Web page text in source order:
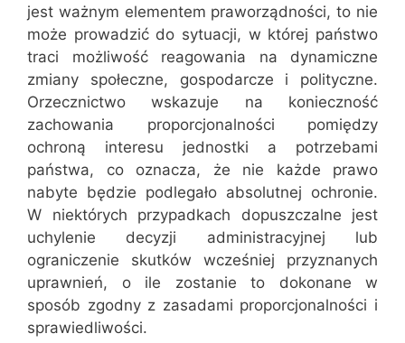
jest ważnym elementem praworządności, to nie
może prowadzić do sytuacji, w której państwo
traci możliwość reagowania na dynamiczne
zmiany społeczne, gospodarcze i polityczne.
Orzecznictwo wskazuje na konieczność
zachowania proporcjonalności pomiędzy
ochroną interesu jednostki a potrzebami
państwa, co oznacza, że nie każde prawo
nabyte będzie podlegało absolutnej ochronie.
W niektórych przypadkach dopuszczalne jest
uchylenie decyzji administracyjnej lub
ograniczenie skutków wcześniej przyznanych
uprawnień, o ile zostanie to dokonane w
sposób zgodny z zasadami proporcjonalności i
sprawiedliwości.